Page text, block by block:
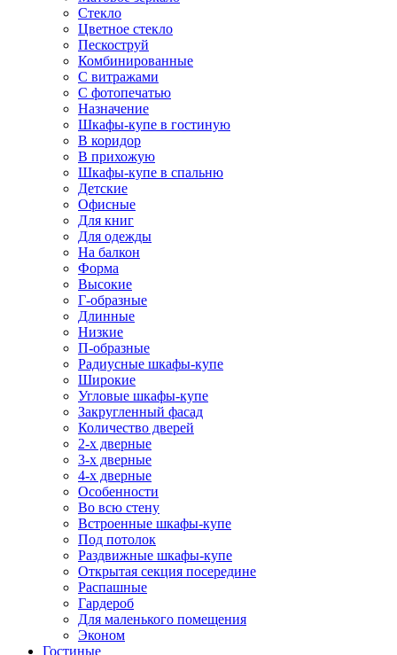
Стекло
Цветное стекло
Пескоструй
Комбинированные
С витражами
С фотопечатью
Назначение
Шкафы-купе в гостиную
В коридор
В прихожую
Шкафы-купе в спальню
Детские
Офисные
Для книг
Для одежды
На балкон
Форма
Высокие
Г-образные
Длинные
Низкие
П-образные
Радиусные шкафы-купе
Широкие
Угловые шкафы-купе
Закругленный фасад
Количество дверей
2-х дверные
3-х дверные
4-х дверные
Особенности
Во всю стену
Встроенные шкафы-купе
Под потолок
Раздвижные шкафы-купе
Открытая секция посередине
Распашные
Гардероб
Для маленького помещения
Эконом
Гостиные